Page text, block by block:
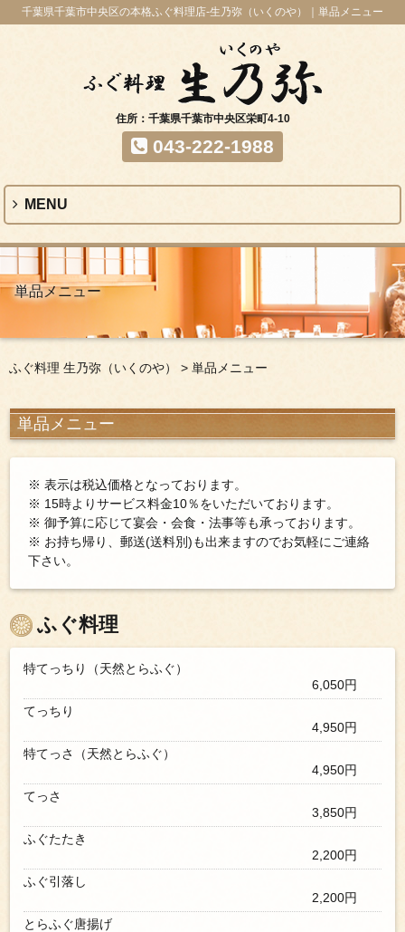
千葉県千葉市中央区の本格ふぐ料理店-生乃弥（いくのや）｜単品メニュー
住所：千葉県千葉市中央区栄町4-10
043-222-1988
MENU
単品メニュー
ふぐ料理 生乃弥（いくのや） > 単品メニュー
単品メニュー
※ 表示は税込価格となっております。
※ 15時よりサービス料金10％をいただいております。
※ 御予算に応じて宴会・会食・法事等も承っております。
※ お持ち帰り、郵送(送料別)も出来ますのでお気軽にご連絡
下さい。
ふぐ料理
特てっちり（天然とらふぐ）
6,050円
てっちり
4,950円
特てっさ（天然とらふぐ）
4,950円
てっさ
3,850円
ふぐたたき
2,200円
ふぐ引落し
2,200円
とらふぐ唐揚げ